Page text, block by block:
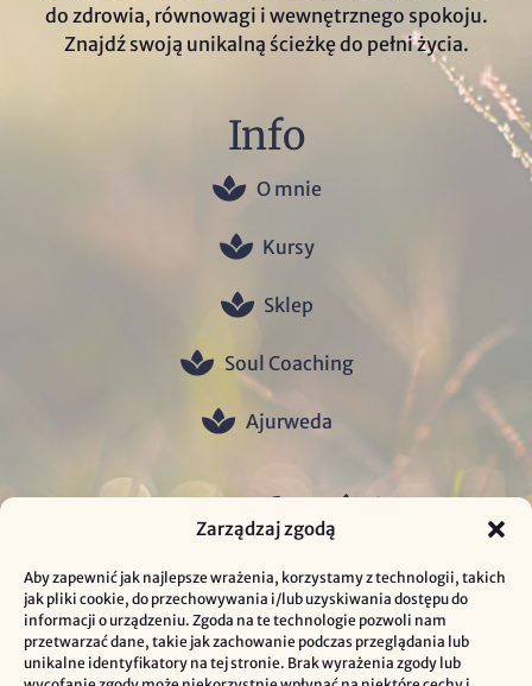
Zarządzaj zgodą
Aby zapewnić jak najlepsze wrażenia, korzystamy z technologii, takich
jak pliki cookie, do przechowywania i/lub uzyskiwania dostępu do
informacji o urządzeniu. Zgoda na te technologie pozwoli nam
przetwarzać dane, takie jak zachowanie podczas przeglądania lub
unikalne identyfikatory na tej stronie. Brak wyrażenia zgody lub
do zdrowia, równowagi i wewnętrznego spokoju.
Znajdź swoją unikalną ścieżkę do pełni życia.
Info
O mnie
Kursy
Sklep
Soul Coaching
Ajurweda
Formalności
Polityka prywatności i ciasteczek cookies
Regulamin sklepu